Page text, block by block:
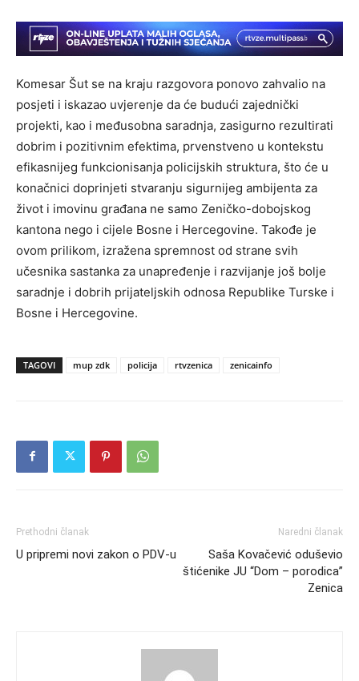
Komesar Šut se na kraju razgovora ponovo zahvalio na
posjeti i iskazao uvjerenje da će budući zajednički
projekti, kao i međusobna saradnja, zasigurno rezultirati
dobrim i pozitivnim efektima, prvenstveno u kontekstu
efikasnijeg funkcionisanja policijskih struktura, što će u
konačnici doprinjeti stvaranju sigurnijeg ambijenta za
život i imovinu građana ne samo Zeničko-dobojskog
kantona nego i cijele Bosne i Hercegovine. Takođe je
ovom prilikom, izražena spremnost od strane svih
učesnika sastanka za unapređenje i razvijanje još bolje
saradnje i dobrih prijateljskih odnosa Republike Turske i
Bosne i Hercegovine.
TAGOVI mup zdk policija rtvzenica zenicainfo
Prethodni članak
U pripremi novi zakon o PDV-u
Naredni članak
Saša Kovačević oduševio
štićenike JU “Dom – porodica”
Zenica